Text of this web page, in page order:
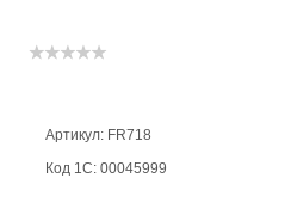
Артикул: FR718
Код 1С: 00045999